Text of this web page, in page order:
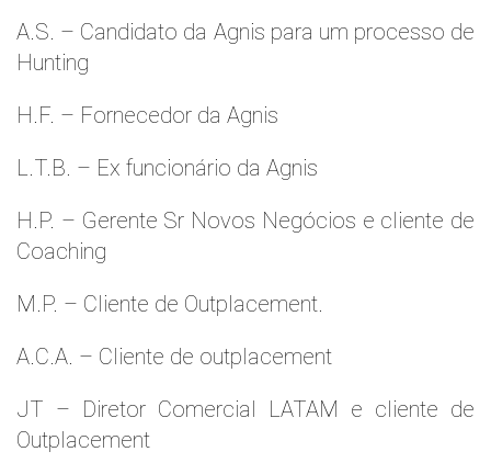
A.S. – Candidato da Agnis para um processo de
Hunting
H.F. – Fornecedor da Agnis
L.T.B. – Ex funcionário da Agnis
H.P. – Gerente Sr Novos Negócios e cliente de
Coaching
M.P. – Cliente de Outplacement.
A.C.A. – Cliente de outplacement
JT – Diretor Comercial LATAM e cliente de
Outplacement